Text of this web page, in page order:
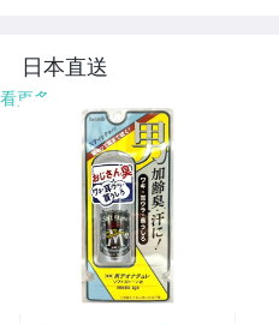
日本直送
看更多